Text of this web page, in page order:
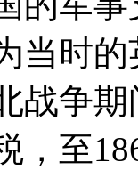
当时
战争
，至